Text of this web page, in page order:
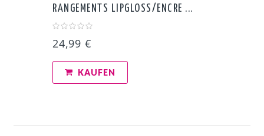
RANGEMENTS LIPGLOSS/ENCRE ...
24,99 €
KAUFEN